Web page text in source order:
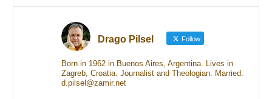
Drago Pilsel Follow
Born in 1962 in Buenos Aires, Argentina. Lives in
Zagreb, Croatia. Journalist and Theologian. Married.
d.pilsel@zamir.net